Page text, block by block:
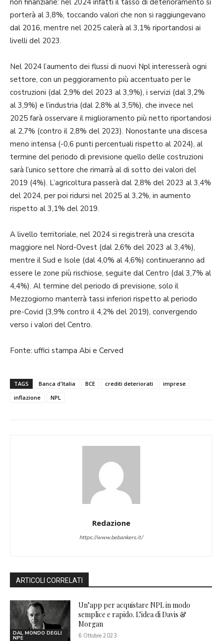
porterà al 3,8%, toccando valori che non si raggiungevano
dal 2016, mentre nel 2025 calerà al 3,1% riportandosi ai
livelli del 2023.
Nel 2024 l’aumento dei flussi di nuovi Npl interesserà ogni
settore, con un peggioramento più accentuato per le
costruzioni (dal 2,9% del 2023 al 3,9%), i servizi (dal 3,2%
al 3,9%) e l’industria (dal 2,8% al 3,5%), che invece nel
2025 farà osservare il miglioramento più netto riportandosi
al 2,7% (contro il 2,8% del 2023). Nonostante una discesa
meno intensa (-0,6 punti percentuali rispetto al 2024), al
termine del periodo di previsione quello delle costruzioni
sarà l’unico settore che rimarrà al di sotto dei valori del
2019 (4%). L’agricoltura passerà dal 2,8% del 2023 al 3,4%
del 2024, per poi ridursi nel 2025 al 3,2%, in aumento
rispetto al 3,1% del 2019.
A livello territoriale, nel 2024 si registrerà una crescita
maggiore nel Nord-Ovest (dal 2,6% del 2023 al 3,4%),
mentre il Sud e Isole (dal 4,0% al 4,6%) continueranno ad
essere le zone più rischiose, seguite dal Centro (dal 3,7% al
4,4%). Al termine del periodo di previsione, solo il
Mezzogiorno manterrà tassi inferiori rispetto al periodo
pre-Covid (3,9% contro il 4,2% del 2019), convergendo
verso i valori del Centro.
Fonte: uffici stampa Abi e Cerved
TAGS Banca d'Italia BCE crediti deteriorati
imprese
inflazione
NPL
Redazione
https://www.bebankers.it/
ARTICOLI CORRELATI
DAL MONDO DEGLI
NPE
Un’app per acquistare NPL in modo
semplice e rapido. L’idea di Davis &
Morgan
6 Ottobre 2023